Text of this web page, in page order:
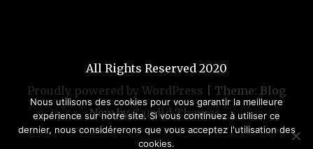
All Rights Reserved 2020
Proudly powered by WordPress
Theme: Blog
New byCandid Themes.
Nous utilisons des cookies pour vous garantir la meilleure
expérience sur notre site. Si vous continuez à utiliser ce
dernier, nous considérerons que vous acceptez l'utilisation des
cookies.